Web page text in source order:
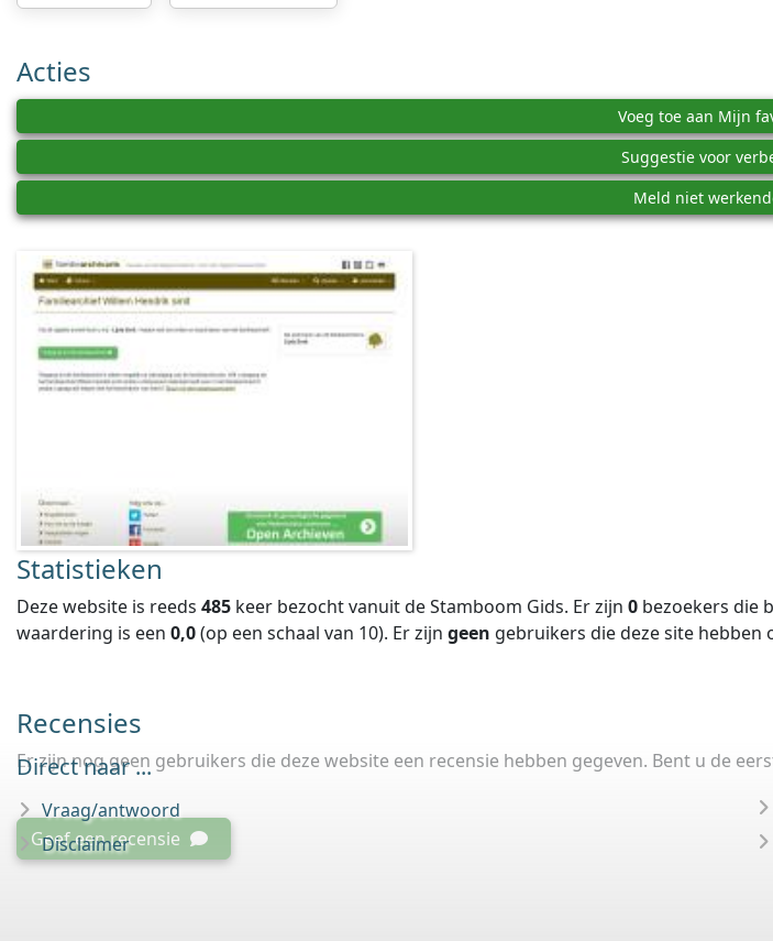
Acties
Voeg toe aan Mijn
Suggestie voor
Meld niet
Statistieken
Deze website is reeds 485 keer bezocht vanuit de Stamboom Gids. Er zijn 0 bezoekers die
waardering is een 0,0(op een schaal van 10). Er zijn geen gebruikers die deze site hebben
Recensies
Er zijn nog geen gebruikers die deze website een recensie hebben gegeven. Bent u de
Geef een recensie
Direct naar ...
Vraag/antwoord
Disclaimer